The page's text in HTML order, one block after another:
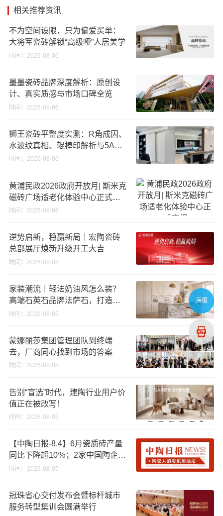
相关推荐资讯
不为空间设限，只为偏爱买单：
大将军瓷砖解锁“高级哑”人居美学
时间：2026-08-06
墨墨瓷砖品牌深度解析：原创设
计、真实质感与市场口碑全览
时间：2026-08-06
狮王瓷砖平整度实测：R角成因、
水波纹真相、辊棒印解析与5A标
准选购指南
时间：2026-08-06
黄浦民政2026政府开放月| 斯米克
磁砖广场适老化体验中心正式亮
相
时间：2026-08-06
逆势启新，稳赢新局｜宏陶瓷砖
总部展厅焕新升级开工大吉
时间：2026-08-05
家装潮流｜轻法奶油风怎么装？
高端石英石品牌法萨石，打造质
感橱柜台面
时间：2026-08-05
蒙娜丽莎集团管理团队到终端
去，厂商同心找到市场的答案
时间：2026-08-05
告别“盲选”时代，建陶行业用户价
值正在被改写！
时间：2026-08-05
【中陶日报-8.4】6月瓷质砖产量
同比下降超10％；2家中国陶企亮
相马来西亚ARCHIDEX 2026石材
份；方向集团出海
时间：2026-08-05
冠珠省心交付发布会暨标杆城市
服务转型集训会圆满举行
海报